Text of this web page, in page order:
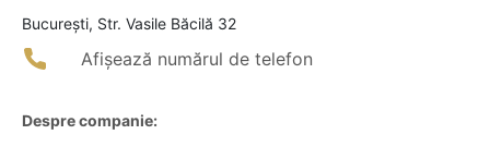
Bucureşti, Str. Vasile Băcilă 32
Afișează numărul de telefon
Despre companie: